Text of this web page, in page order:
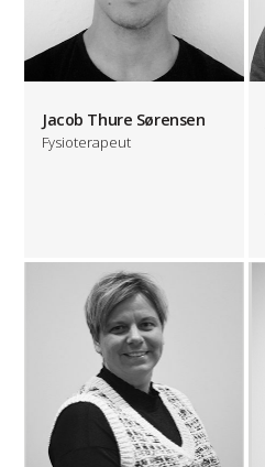
Jacob Thure Sørensen
Fysioterapeut